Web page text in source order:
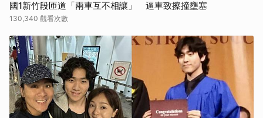
國1新竹段匝道「兩車互不相讓」 逼車致擦撞壅塞
130,340 觀看次數